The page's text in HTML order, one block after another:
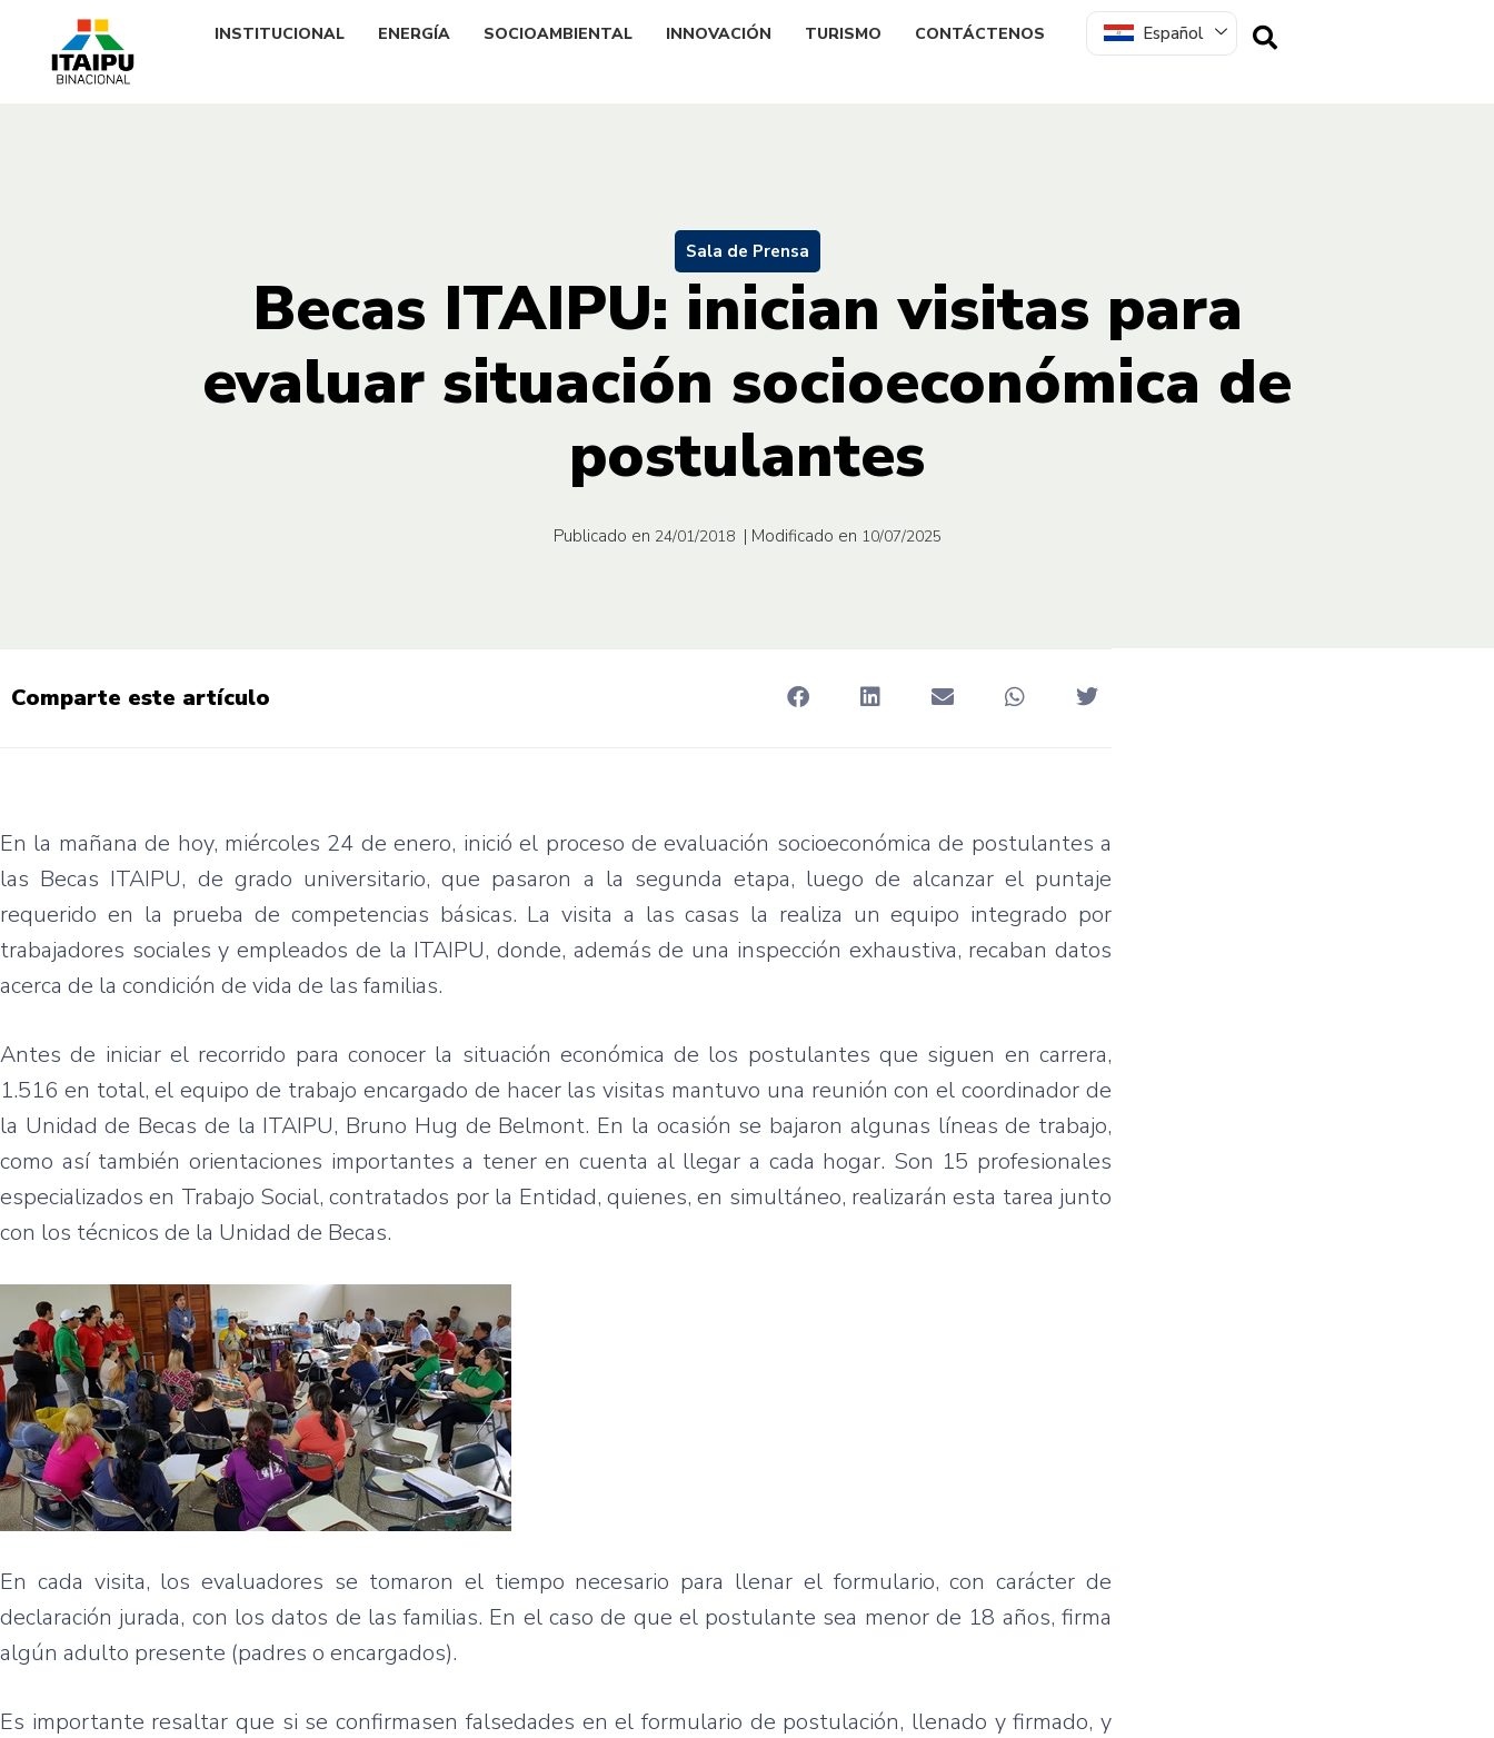
INSTITUCIONAL ENERGÍA SOCIOAMBIENTAL INNOVACIÓN TURISMO CONTÁCTENOS Español
Sala de Prensa
Becas ITAIPU: inician visitas para
evaluar situación socioeconómica de
postulantes
Publicado en 24/01/2018 | Modificado en 10/07/2025
Comparte este artículo
En la mañana de hoy, miércoles 24 de enero, inició el proceso de evaluación socioeconómica de postulantes a
las Becas ITAIPU, de grado universitario, que pasaron a la segunda etapa, luego de alcanzar el puntaje
requerido en la prueba de competencias básicas. La visita a las casas la realiza un equipo integrado por
trabajadores sociales y empleados de la ITAIPU, donde, además de una inspección exhaustiva, recaban datos
acerca de la condición de vida de las familias.
Antes de iniciar el recorrido para conocer la situación económica de los postulantes que siguen en carrera,
1.516 en total, el equipo de trabajo encargado de hacer las visitas mantuvo una reunión con el coordinador de
la Unidad de Becas de la ITAIPU, Bruno Hug de Belmont. En la ocasión se bajaron algunas líneas de trabajo,
como así también orientaciones importantes a tener en cuenta al llegar a cada hogar. Son 15 profesionales
especializados en Trabajo Social, contratados por la Entidad, quienes, en simultáneo, realizarán esta tarea junto
con los técnicos de la Unidad de Becas.
En cada visita, los evaluadores se tomaron el tiempo necesario para llenar el formulario, con carácter de
declaración jurada, con los datos de las familias. En el caso de que el postulante sea menor de 18 años, firma
algún adulto presente (padres o encargados).
Es importante resaltar que si se confirmasen falsedades en el formulario de postulación, llenado y firmado, y